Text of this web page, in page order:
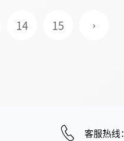
14 15 ›
客服热线：